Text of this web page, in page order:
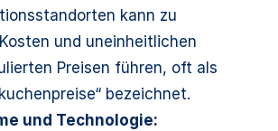
kann zu
und uneinheitlichen
Preisen führen, oft als
bezeichnet.
und Technologie: